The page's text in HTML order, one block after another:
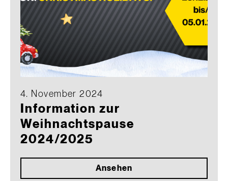
4. November 2024
Information zur
Weihnachtspause
2024/2025
Ansehen